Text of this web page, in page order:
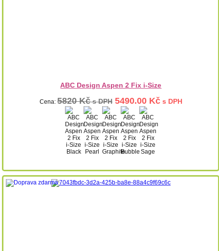
ABC Design Aspen 2 Fix i-Size
Cena: 5820 Kčs DPH 5490.00 Kčs DPH